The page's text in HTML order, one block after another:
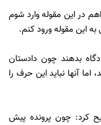
در این مقوله وارد شوم
به این مقوله ورود کنم.
بدهند چون دادستان
آنها نباید این حرف را
کرد: چون پرونده پیش